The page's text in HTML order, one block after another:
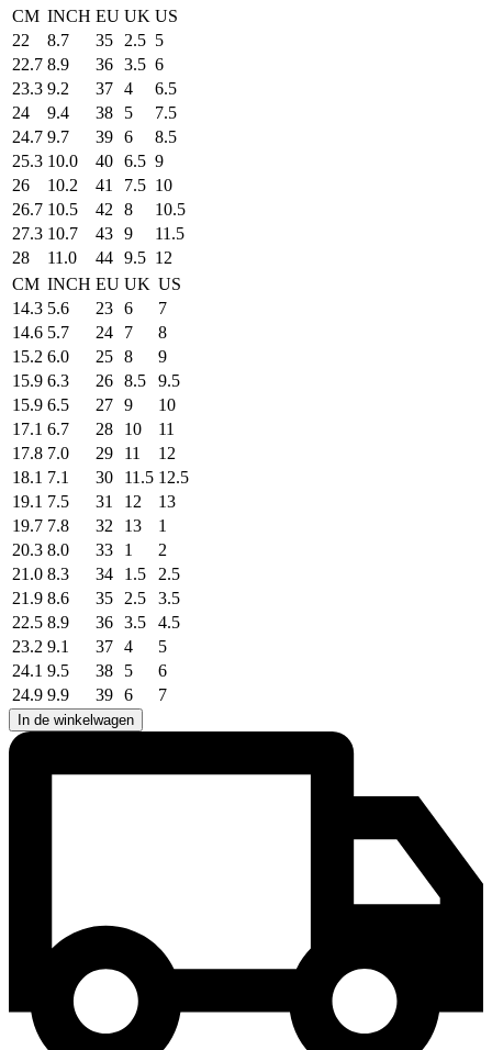
CM INCH EU UK US
22
8.7 35 2.5 5
22.7 8.9 36 3.5 6
23.3 9.2 37 4
6.5
24
9.4 38 5
7.5
24.7 9.7 39 6
8.5
25.3 10.0 40 6.5 9
26
10.2 41 7.5 10
26.7 10.5 42 8
10.5
27.3 10.7 43 9
11.5
28
11.0 44 9.5 12
CM INCH EU UK US
14.3 5.6 23 6
7
14.6 5.7 24 7
8
15.2 6.0 25 8
9
15.9 6.3 26 8.5
9.5
15.9 6.5 27 9
10
17.1 6.7 28 10
11
17.8 7.0 29 11
12
18.1 7.1 30 11.5 12.5
19.1 7.5 31 12
13
19.7 7.8 32 13
1
20.3 8.0 33 1
2
21.0 8.3 34 1.5
2.5
21.9 8.6 35 2.5
3.5
22.5 8.9 36 3.5
4.5
23.2 9.1 37 4
5
24.1 9.5 38 5
6
24.9 9.9 39 6 7
In de winkelwagen